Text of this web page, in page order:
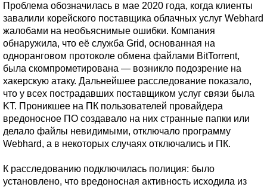
Проблема обозначилась в мае 2020 года, когда клиенты
завалили корейского поставщика облачных услуг Webhard
жалобами на необъяснимые ошибки. Компания
обнаружила, что её служба Grid, основанная на
одноранговом протоколе обмена файлами BitTorrent,
была скомпрометирована — возникло подозрение на
хакерскую атаку. Дальнейшее расследование показало,
что у всех пострадавших поставщиком услуг связи была
KT. Проникшее на ПК пользователей провайдера
вредоносное ПО создавало на них странные папки или
делало файлы невидимыми, отключало программу
Webhard, а в некоторых случаях отключались и ПК.
К расследованию подключилась полиция: было
установлено, что вредоносная активность исходила из